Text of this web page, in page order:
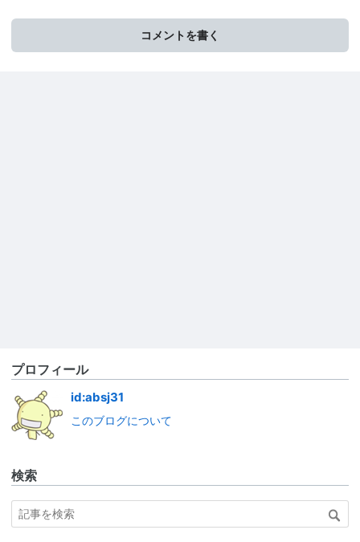
コメントを書く
プロフィール
id:absj31
このブログについて
検索